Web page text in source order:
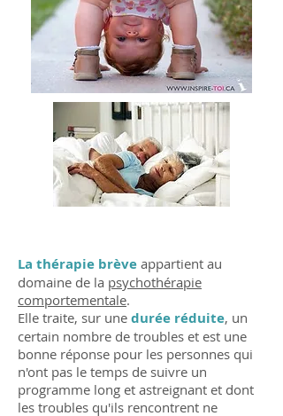
La thérapie brève appartient au
domaine de la psychothérapie
comportementale.
Elle traite, sur une durée réduite, un
certain nombre de troubles et est une
bonne réponse pour les personnes qui
n'ont pas le temps de suivre un
programme long et astreignant et dont
les troubles qu'ils rencontrent ne